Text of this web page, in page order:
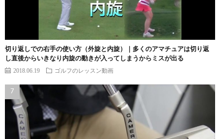
切り返しでの右手の使い方（外旋と内旋）｜多くのアマチュアは切り返
し直後からいきなり内旋の動きが入ってしまうからミスが出る
2018.06.19 ゴルフのレッスン動画